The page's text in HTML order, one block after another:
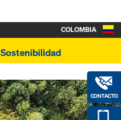
Sostenibilidad
CONTACTO
COLOMBIA